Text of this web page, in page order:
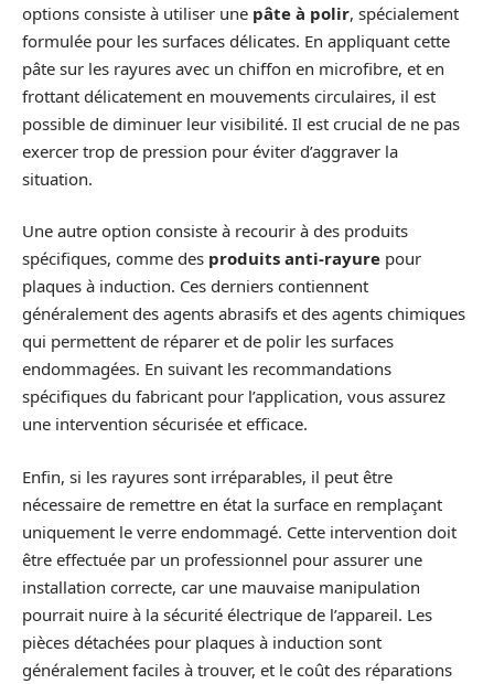
options consiste à utiliser une pâte à polir, spécialement
formulée pour les surfaces délicates. En appliquant cette
pâte sur les rayures avec un chiffon en microfibre, et en
frottant délicatement en mouvements circulaires, il est
possible de diminuer leur visibilité. Il est crucial de ne pas
exercer trop de pression pour éviter d’aggraver la
situation.
Une autre option consiste à recourir à des produits
spécifiques, comme des produits anti-rayure pour
plaques à induction. Ces derniers contiennent
généralement des agents abrasifs et des agents chimiques
qui permettent de réparer et de polir les surfaces
endommagées. En suivant les recommandations
spécifiques du fabricant pour l’application, vous assurez
une intervention sécurisée et efficace.
Enfin, si les rayures sont irréparables, il peut être
nécessaire de remettre en état la surface en remplaçant
uniquement le verre endommagé. Cette intervention doit
être effectuée par un professionnel pour assurer une
installation correcte, car une mauvaise manipulation
pourrait nuire à la sécurité électrique de l’appareil. Les
pièces détachées pour plaques à induction sont
généralement faciles à trouver, et le coût des réparations